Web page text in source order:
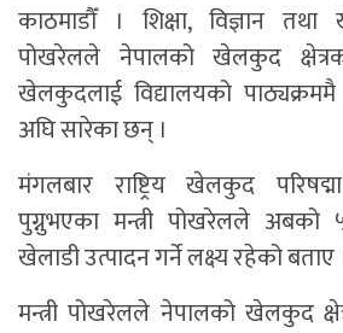
काठमाडौँ । शिक्षा, विज्ञान
पोखरेलले नेपालको खेलकुद
खेलकुदलाई विद्यालयको
अघि सारेका छन् ।
मंगलबार राष्ट्रिय खेलकुद
पुग्नुभएका मन्त्री पोखरेलले अबको
खेलाडी उत्पादन गर्ने लक्ष्य रहेको बताए
मन्त्री पोखरेलले नेपालको खेलकुद